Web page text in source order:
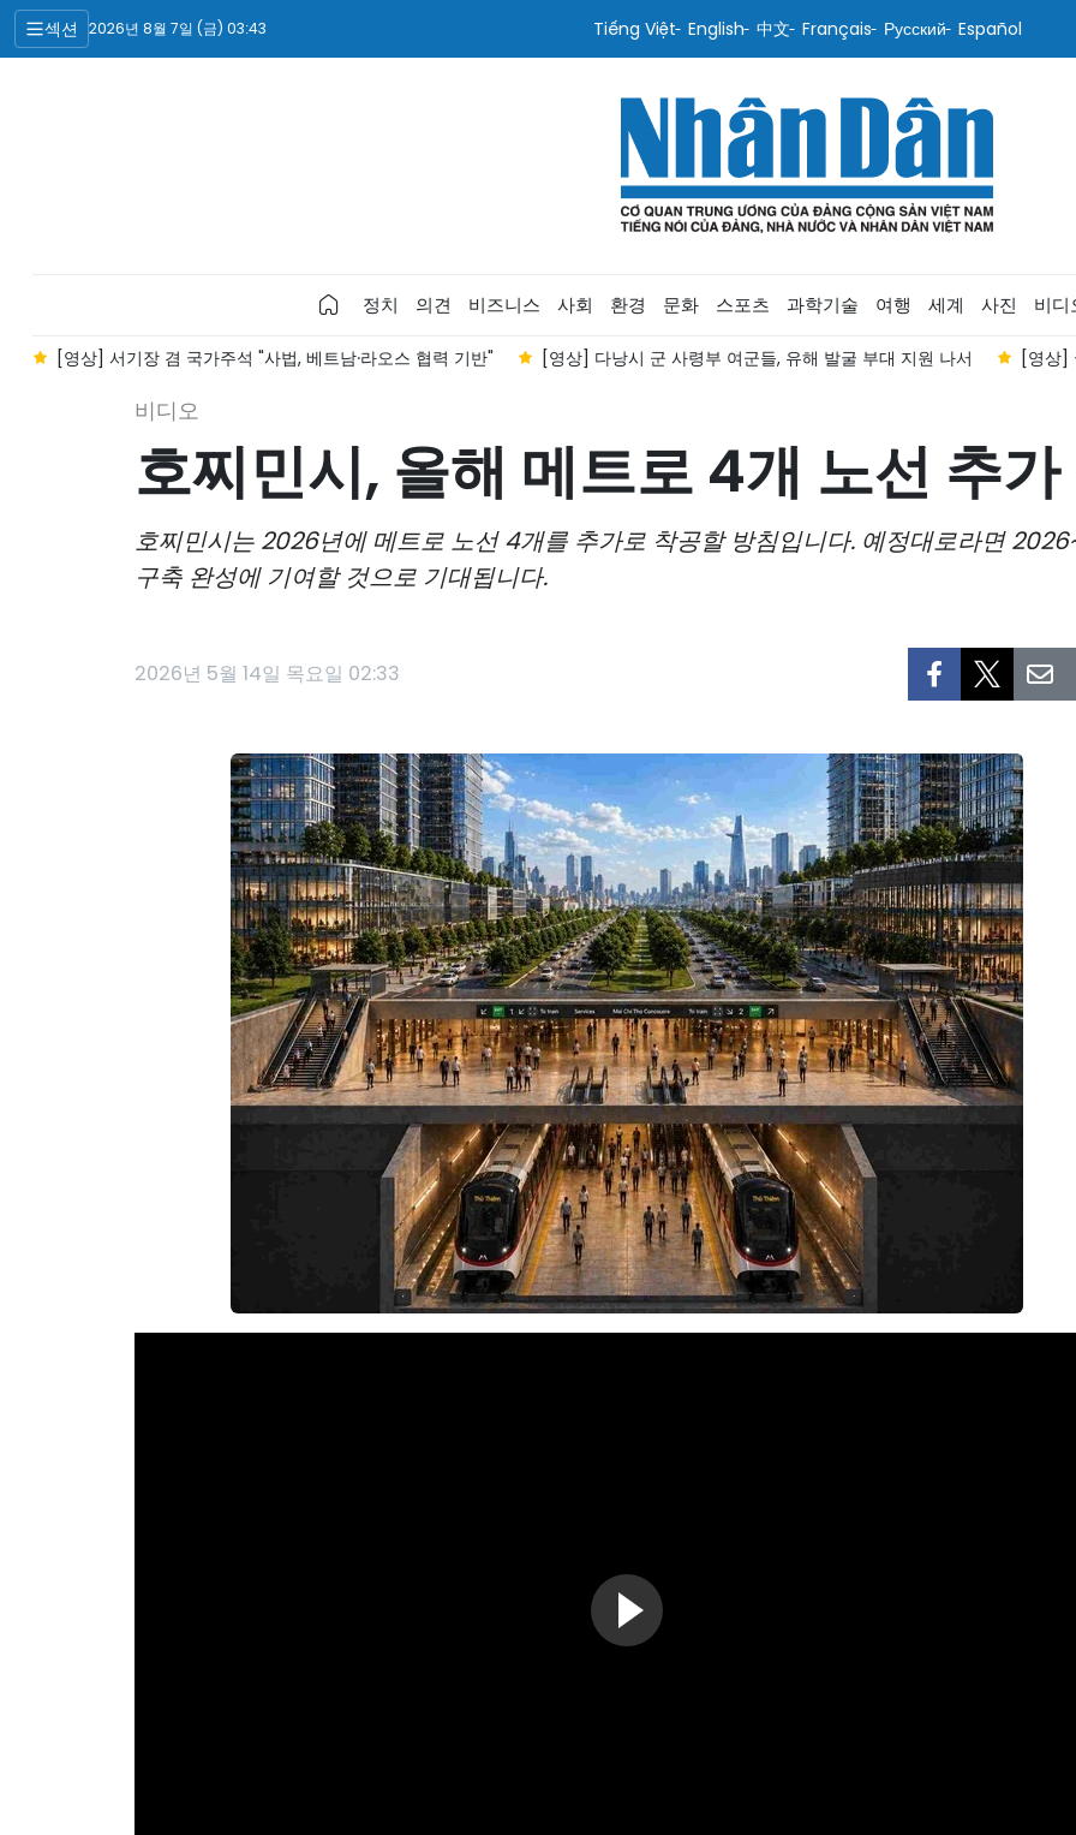
섹션 2026년 8월 7일 (금) 03:43 Tiếng Việt English 中文 Français Русский Español
정치 의견 비즈니스 사회 환경 문화 스포츠 과학기술 여행 세계 사진 비디
[영상] 서기장 겸 국가주석 "사법, 베트남·라오스 협력 기반" [영상] 다낭시 군 사령부 여군들, 유해 발굴 부대 지원 나서 [영상]
비디오
호찌민시, 올해 메트로 4개 노선 추
호찌민시는 2026년에 메트로 노선 4개를 추가로 착공할 방침입니다. 예정대로라면
구축 완성에 기여할 것으로 기대됩니다.
2026년 5월 14일 목요일 02:33